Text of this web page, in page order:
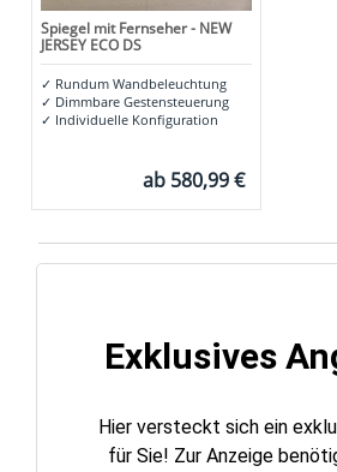
Spiegel mit Fernseher - NEW
JERSEY ECO DS
✓ Rundum Wandbeleuchtung
✓ Dimmbare Gestensteuerung
✓ Individuelle Konfiguration
ab 580,99 €
Exklusives
Hier versteckt sich ein
für Sie! Zur Anzeige